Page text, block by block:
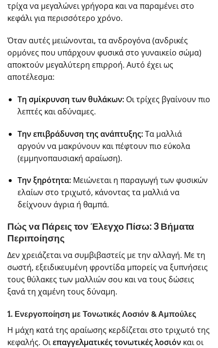
τρίχα να μεγαλώνει γρήγορα και να παραμένει στο
κεφάλι για περισσότερο χρόνο.
Όταν αυτές μειώνονται, τα ανδρογόνα (ανδρικές
ορμόνες που υπάρχουν φυσικά στο γυναικείο σώμα)
αποκτούν μεγαλύτερη επιρροή. Αυτό έχει ως
αποτέλεσμα:
Τη σμίκρυνση των θυλάκων:Οι τρίχες βγαίνουν πιο
λεπτές και αδύναμες.
Την επιβράδυνση της ανάπτυξης:Τα μαλλιά
αργούν να μακρύνουν και πέφτουν πιο εύκολα
(εμμηνοπαυσιακή αραίωση).
Την ξηρότητα:Μειώνεται η παραγωγή των φυσικών
ελαίων στο τριχωτό, κάνοντας τα μαλλιά να
δείχνουν άγρια ή θαμπά.
Πώς να Πάρεις τον Έλεγχο Πίσω: 3 Βήματα
Περιποίησης
Δεν χρειάζεται να συμβιβαστείς με την αλλαγή. Με τη
σωστή, εξειδικευμένη φροντίδα μπορείς να ξυπνήσεις
τους θύλακες των μαλλιών σου και να τους δώσεις
ξανά τη χαμένη τους δύναμη.
1. Ενεργοποίηση με Τονωτικές Λοσιόν & Αμπούλες
Η μάχη κατά της αραίωσης κερδίζεται στο τριχωτό της
κεφαλής. Οιεπαγγελματικές τονωτικές λοσιόν και οι